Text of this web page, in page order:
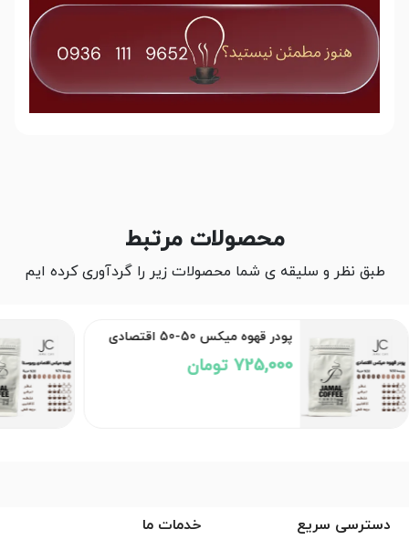
محصولات مرتبط
طبق نظر و سلیقه ی شما محصولات زیر را گردآوری کرده ایم
پودر قهوه میکس 50-50 اقتصادی
725,000 تومان
دسترسی سریع خدمات ما